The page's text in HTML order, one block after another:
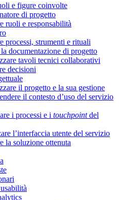
e figure coinvolte
di progetto
ruoli e responsabilità
processi, strumenti e rituali
documentazione di progetto
tavoli tecnici collaborativi
decisioni
il progetto e la sua gestione
il contesto d’uso del servizio
i processi e i touchpointdel
l’interfaccia utente del servizio
la soluzione ottenuta